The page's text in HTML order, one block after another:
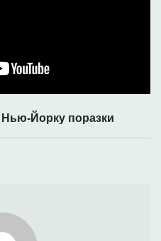
Йорку поразки